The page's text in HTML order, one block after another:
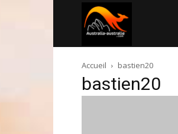
australie.com
Accueil bastien20
bastien20